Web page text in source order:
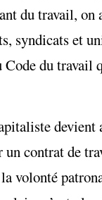
du travail,
syndicats et
du
devient
contrat de
volonté